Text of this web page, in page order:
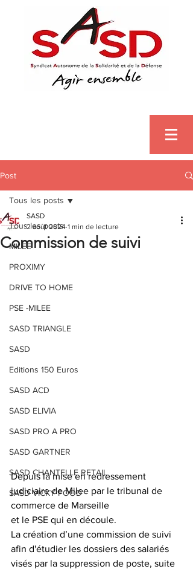
Post
Tous les posts
MILEE
PROXIMY
DRIVE TO HOME
PSE -MILEE
SASD TRIANGLE
SASD
Editions 150 Euros
SASD ACD
SASD ELIVIA
SASD PRO A PRO
SASD GARTNER
SASD CHANTELLE RETAIL
SASD VICKY FOOD
Tous les posts
Commission de suivi
SASD
2 août 2024 1 min de lecture
Depuis la mise en redressement
judiciaire de Milee par le tribunal de
commerce de Marseille
et le PSE qui en découle.
La création d’une commission de suivi
afin d'étudier les dossiers des salariés
visés par la suppression de poste, suite